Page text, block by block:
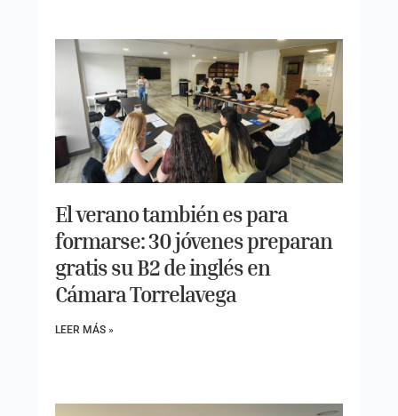
El verano también es para
formarse: 30 jóvenes preparan
gratis su B2 de inglés en
Cámara Torrelavega
LEER MÁS »